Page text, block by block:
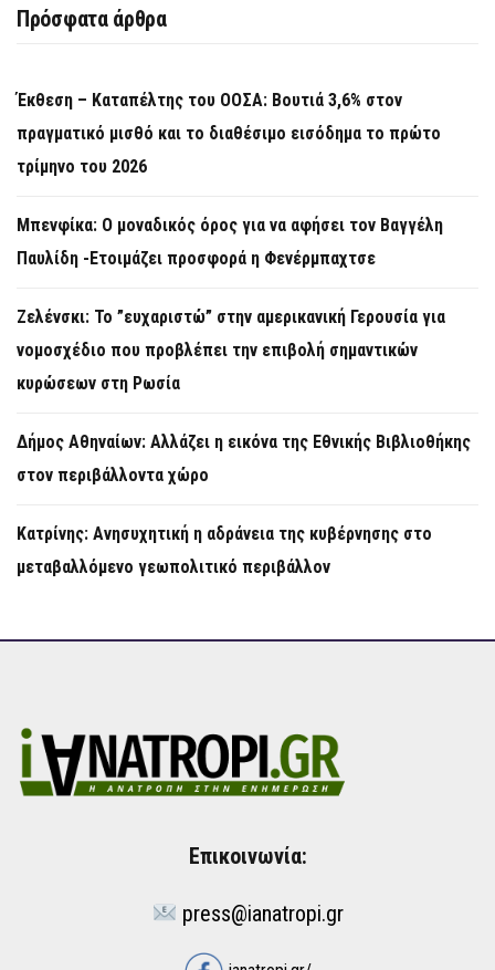
Πρόσφατα άρθρα
Έκθεση – Καταπέλτης του ΟΟΣΑ: Βουτιά 3,6% στον
πραγματικό μισθό και το διαθέσιμο εισόδημα το πρώτο
τρίμηνο του 2026
Μπενφίκα: Ο μοναδικός όρος για να αφήσει τον Βαγγέλη
Παυλίδη -Ετοιμάζει προσφορά η Φενέρμπαχτσε
Ζελένσκι: Το ”ευχαριστώ” στην αμερικανική Γερουσία για
νομοσχέδιο που προβλέπει την επιβολή σημαντικών
κυρώσεων στη Ρωσία
Δήμος Αθηναίων: Αλλάζει η εικόνα της Εθνικής Βιβλιοθήκης
στον περιβάλλοντα χώρο
Κατρίνης: Ανησυχητική η αδράνεια της κυβέρνησης στο
μεταβαλλόμενο γεωπολιτικό περιβάλλον
Επικοινωνία:
press@ianatropi.gr